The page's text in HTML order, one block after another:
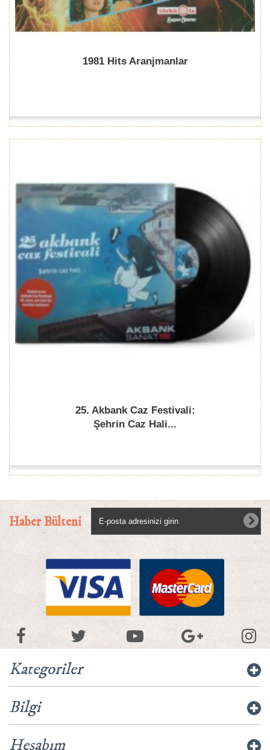
1981 Hits Aranjmanlar
25. Akbank Caz Festivali:
Şehrin Caz Hali...
Haber Bülteni
Kategoriler
Bilgi
Hesabım